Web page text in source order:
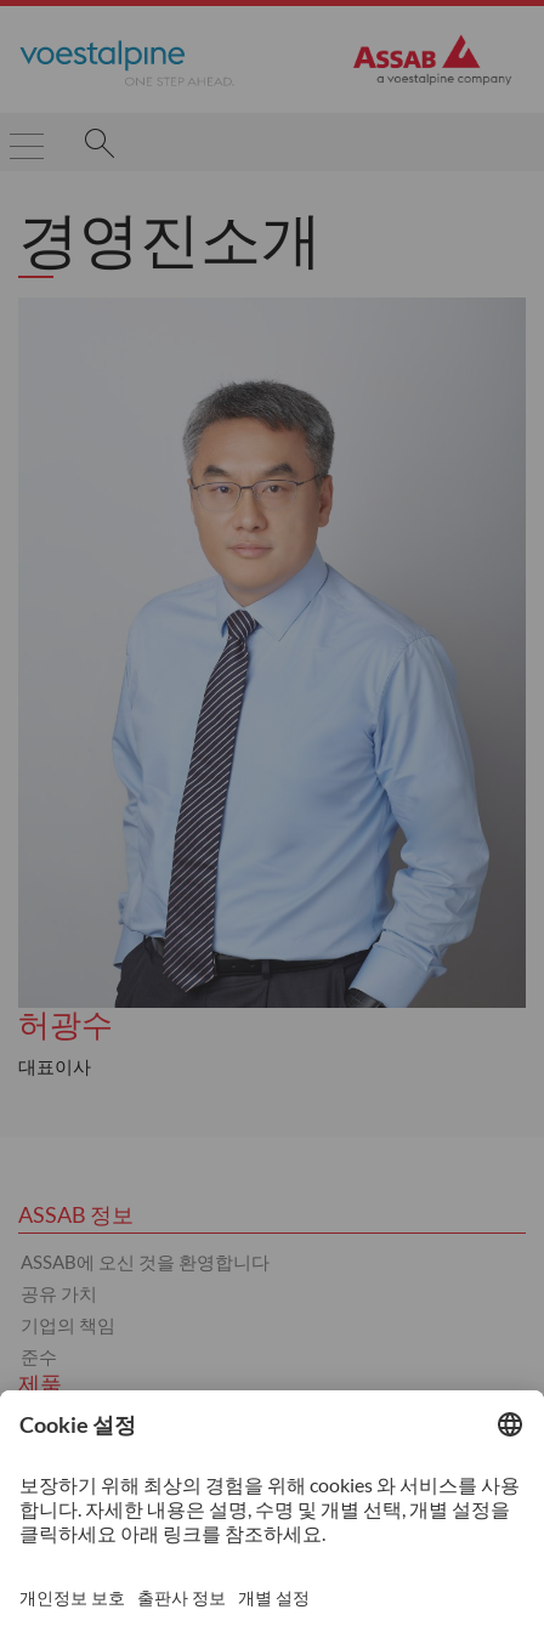
경영진소개
허광수
대표이사
ASSAB 정보
ASSAB에 오신 것을 환영합니다
공유 가치
기업의 책임
준수
제품
냉간 가공
플라스틱
스트립스틸
서비스
열처리